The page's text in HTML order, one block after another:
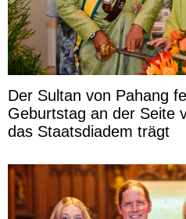
Der Sultan von Pahang
Geburtstag an der Seite
das Staatsdiadem trägt